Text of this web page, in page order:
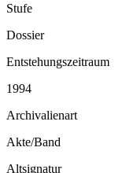
Stufe
Dossier
Entstehungszeitraum
1994
Archivalienart
Akte/Band
Altsignatur